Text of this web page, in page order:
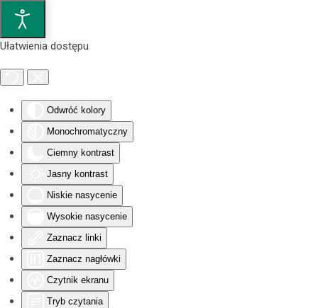
Ułatwienia dostępu
Odwróć kolory
Monochromatyczny
Ciemny kontrast
Jasny kontrast
Niskie nasycenie
Wysokie nasycenie
Zaznacz linki
Zaznacz nagłówki
Czytnik ekranu
Tryb czytania
Przejdź do głównej treści